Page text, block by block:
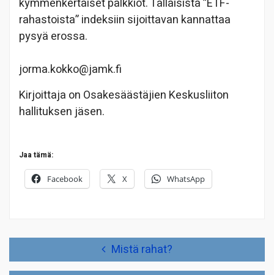
kymmenkertaiset palkkiot. Tällaisista ”ETF-
rahastoista” indeksiin sijoittavan kannattaa
pysyä erossa.
jorma.kokko@jamk.fi
Kirjoittaja on Osakesäästäjien Keskusliiton
hallituksen jäsen.
Jaa tämä:
Facebook X WhatsApp
Mistä rahat?